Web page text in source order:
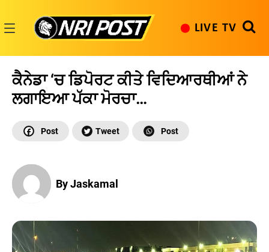
content
LIVE TV
ਕੈਨੇਡਾ ‘ਚ ਡਿਪੋਰਟ ਕੀਤੇ ਵਿਦਿਆਰਥੀਆਂ ਨੇ
ਲਗਾਇਆ ਪੱਕਾ ਮੋਰਚਾ…
By Jaskamal